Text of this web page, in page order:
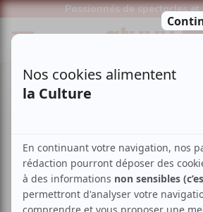
Passionnés de spectacles